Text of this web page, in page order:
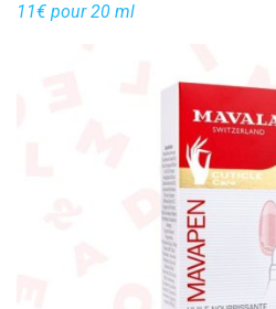
11€ pour 20 ml